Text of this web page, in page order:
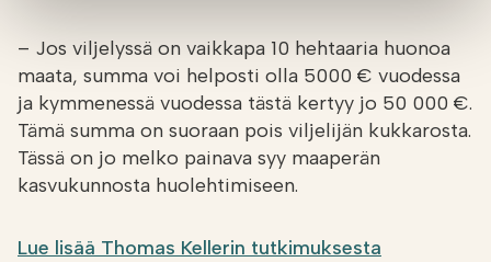
– Jos viljelyssä on vaikkapa 10 hehtaaria huonoa
maata, summa voi helposti olla 5000 € vuodessa
ja kymmenessä vuodessa tästä kertyy jo 50 000 €.
Tämä summa on suoraan pois viljelijän kukkarosta.
Tässä on jo melko painava syy maaperän
kasvukunnosta huolehtimiseen.
Lue lisää Thomas Kellerin tutkimuksesta